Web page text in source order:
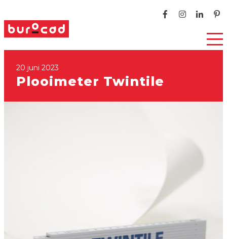
20 juni 2023
Plooimeter Twintile